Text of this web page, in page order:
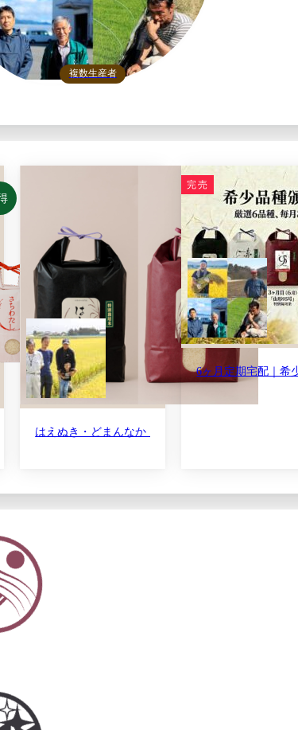
複数生産者
キークイーン・つや姫・雪若丸 令和7年産
） | 幸運米食べ比べセット さちわたしと夢ごこち 令和7年
はえぬき・どまんなか 同時デビュー品種 食べ比べセ
完売
6ヶ月定期宅配｜希